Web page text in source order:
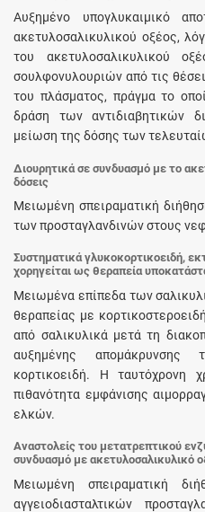
Αυξημένο υπογλυκαιμικό
ακετυλοσαλικυλικού οξέος,
του ακετυλοσαλικυλικού
σουλφονυλουριών από τις
του πλάσματος, πράγμα το
δράση των αντιδιαβητικών
μείωση της δόσης των
Διουρητικά σε συνδυασμό με το
δόσεις
Μειωμένη σπειραματική
των προσταγλανδινών στους
Συστηματικά γλυκοκορτικοειδή,
χορηγείται ως θεραπεία
Μειωμένα επίπεδα των
θεραπείας με
από σαλικυλικά μετά τη
αυξημένης
κορτικοειδή. Η ταυτόχρονη
πιθανότητα εμφάνισης
ελκών.
Αναστολείς του μετατρεπτικού
συνδυασμό με ακετυλοσαλικυλικό
Μειωμένη σπειραματική
αγγειοδιασταλτικών